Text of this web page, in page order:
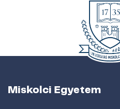
Miskolci Egyetem